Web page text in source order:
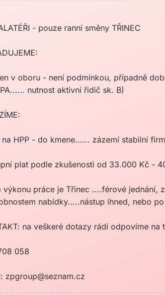
- pouze ranní směny TŘINEC
v oboru - není podmínkou, případně
nutnost aktivní řidič sk. B)
na HPP - do kmene...... zázemí stabilní
plat podle zkušenosti od 33.000 Kč -
výkonu práce je Třinec ....férové jednání,
nabídky.....nástup ihned, nebo
na veškeré dotazy rádi odpovíme na
058
zpgroup@seznam.cz